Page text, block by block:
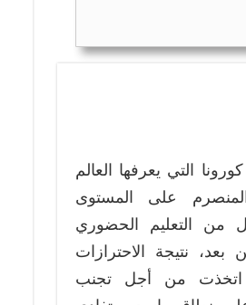
التي يعرفها العالم
على المستوى
من التعليم الحضوري
بعد، نتيجة الاحترازات
اتخذت من أجل تجنب